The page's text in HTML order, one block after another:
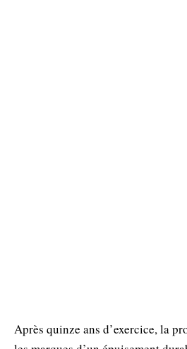
Après quinze ans d’exercice, la